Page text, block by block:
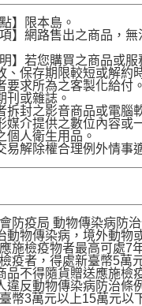
】限本島。
項】網路售出之商品，
明】若您購買之商品或
、保存期限較短或解約
要求所為之客製化給付。
刊或雜誌。
拆封之影音商品或電腦
媒介提供之數位內容或
個人衛生用品。
易解除權合理例外情事
會防疫局 動物傳染病防治
動物傳染病，境外動物
施檢疫物者最高可處7
疫者，得處新臺幣5萬
品不得隨貨贈送應施檢
違反動物傳染病防治條
幣3萬元以上15萬元以